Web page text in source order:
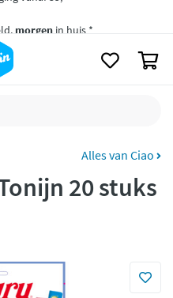
Klarna
Alles van Ciao
20 stuks